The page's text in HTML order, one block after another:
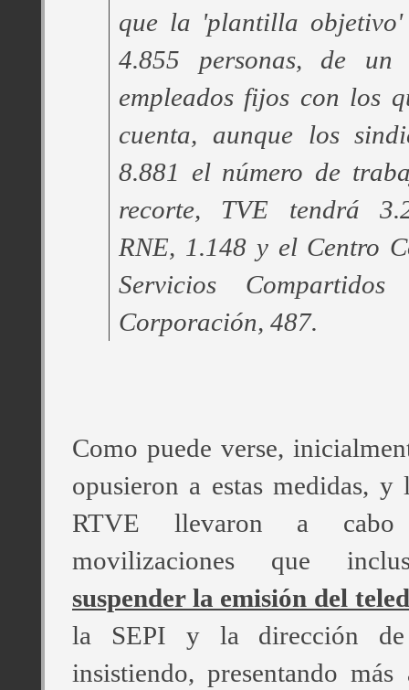
que la 'plantilla objetivo'
4.855 personas, de
empleados fijos con los
cuenta, aunque los
8.881 el número de
recorte, TVE tendrá
RNE, 1.148 y el Centro
Servicios
Corporación, 487.
Como puede verse,
opusieron a estas medidas, y
RTVE llevaron a
movilizaciones que
suspender la emisión del
la SEPI y la dirección de
insistiendo, presentando